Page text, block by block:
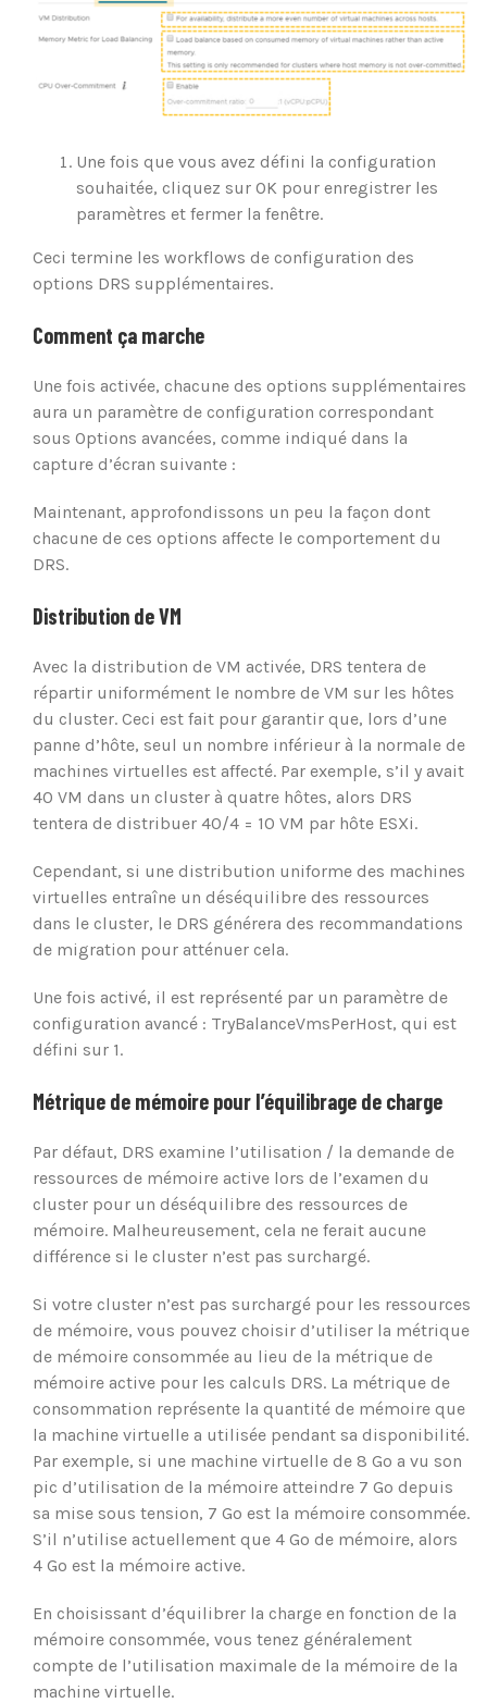
Une fois que vous avez défini la configuration
souhaitée, cliquez sur OK pour enregistrer les
paramètres et fermer la fenêtre.
Ceci termine les workflows de configuration des
options DRS supplémentaires.
Comment ça marche
Une fois activée, chacune des options supplémentaires
aura un paramètre de configuration correspondant
sous Options avancées, comme indiqué dans la
capture d’écran suivante :
Maintenant, approfondissons un peu la façon dont
chacune de ces options affecte le comportement du
DRS.
Distribution de VM
Avec la distribution de VM activée, DRS tentera de
répartir uniformément le nombre de VM sur les hôtes
du cluster. Ceci est fait pour garantir que, lors d’une
panne d’hôte, seul un nombre inférieur à la normale de
machines virtuelles est affecté. Par exemple, s’il y avait
40 VM dans un cluster à quatre hôtes, alors DRS
tentera de distribuer 40/4 = 10 VM par hôte ESXi.
Cependant, si une distribution uniforme des machines
virtuelles entraîne un déséquilibre des ressources
dans le cluster, le DRS générera des recommandations
de migration pour atténuer cela.
Une fois activé, il est représenté par un paramètre de
configuration avancé : TryBalanceVmsPerHost, qui est
défini sur 1.
Métrique de mémoire pour l’équilibrage de charge
Par défaut, DRS examine l’utilisation / la demande de
ressources de mémoire active lors de l’examen du
cluster pour un déséquilibre des ressources de
mémoire. Malheureusement, cela ne ferait aucune
différence si le cluster n’est pas surchargé.
Si votre cluster n’est pas surchargé pour les ressources
de mémoire, vous pouvez choisir d’utiliser la métrique
de mémoire consommée au lieu de la métrique de
mémoire active pour les calculs DRS. La métrique de
consommation représente la quantité de mémoire que
la machine virtuelle a utilisée pendant sa disponibilité.
Par exemple, si une machine virtuelle de 8 Go a vu son
pic d’utilisation de la mémoire atteindre 7 Go depuis
sa mise sous tension, 7 Go est la mémoire consommée.
S’il n’utilise actuellement que 4 Go de mémoire, alors
4 Go est la mémoire active.
En choisissant d’équilibrer la charge en fonction de la
mémoire consommée, vous tenez généralement
compte de l’utilisation maximale de la mémoire de la
machine virtuelle.